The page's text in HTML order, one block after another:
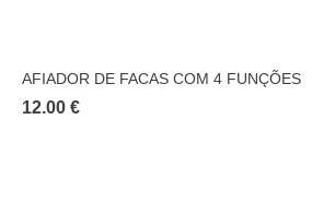
AFIADOR DE FACAS COM 4 FUNÇÕES
12.00 €